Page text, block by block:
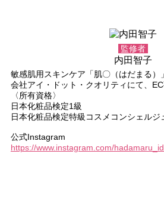
監修者
内田智子
敏感肌用スキンケア「肌〇（はだまる
会社アイ・ドット・クオリティにて、
〈所有資格〉
日本化粧品検定1級
日本化粧品検定特級コスメコンシェルジ
公式Instagram
https://www.instagram.com/